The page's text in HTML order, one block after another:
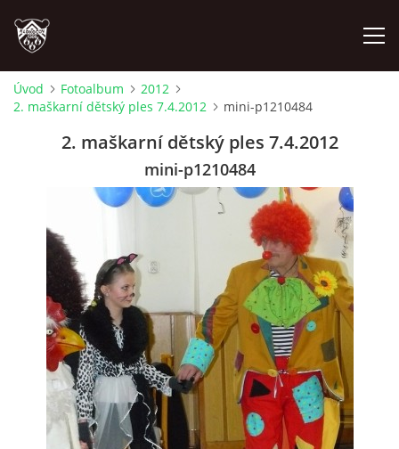
ÚVOD
NOVINKY
FOTOALBUM
VIDEA
INTERNÍ SEKCE
Úvod Fotoalbum
2012
2. maškarní dětský ples 7.4.2012
mini-p1210484
2. maškarní dětský ples 7.4.2012
mini-p1210484